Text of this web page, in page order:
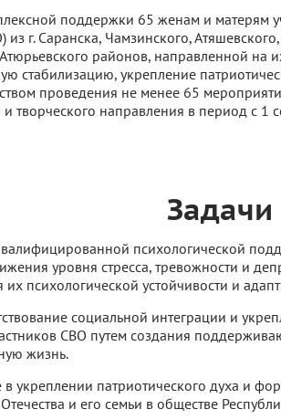
поддержки 65 женам и матерям
г. Саранска, Чамзинского,
районов, направленной на
стабилизацию, укрепление
проведения не менее 65
и творческого направления в период с
Задачи
психологической
уровня стресса, тревожности и
психологической устойчивости и
социальной интеграции и
СВО путем создания
жизнь.
в укреплении патриотического духа и
и его семьи в обществе